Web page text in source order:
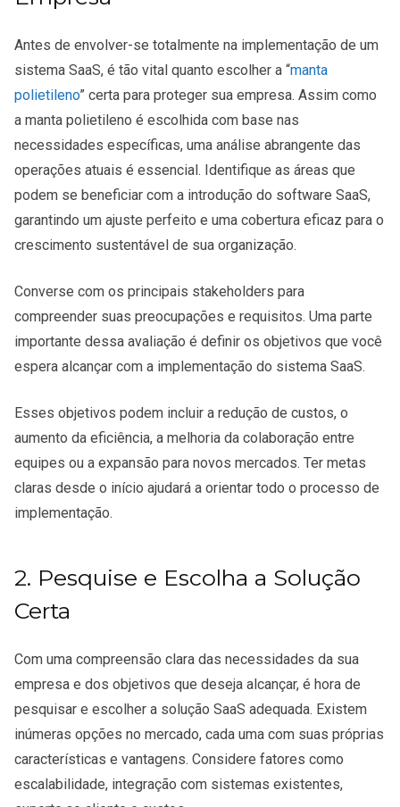
Antes de envolver-se totalmente na implementação de um
sistema SaaS, é tão vital quanto escolher a “manta
polietileno” certa para proteger sua empresa. Assim como
a manta polietileno é escolhida com base nas
necessidades específicas, uma análise abrangente das
operações atuais é essencial. Identifique as áreas que
podem se beneficiar com a introdução do software SaaS,
garantindo um ajuste perfeito e uma cobertura eficaz para o
crescimento sustentável de sua organização.
Converse com os principais stakeholders para
compreender suas preocupações e requisitos. Uma parte
importante dessa avaliação é definir os objetivos que você
espera alcançar com a implementação do sistema SaaS.
Esses objetivos podem incluir a redução de custos, o
aumento da eficiência, a melhoria da colaboração entre
equipes ou a expansão para novos mercados. Ter metas
claras desde o início ajudará a orientar todo o processo de
implementação.
2. Pesquise e Escolha a Solução
Certa
Com uma compreensão clara das necessidades da sua
empresa e dos objetivos que deseja alcançar, é hora de
pesquisar e escolher a solução SaaS adequada. Existem
inúmeras opções no mercado, cada uma com suas próprias
características e vantagens. Considere fatores como
escalabilidade, integração com sistemas existentes,